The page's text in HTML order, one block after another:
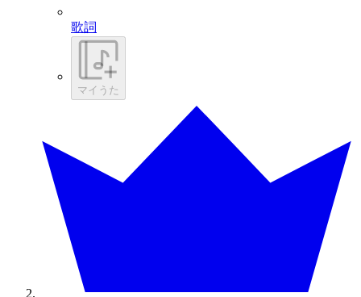
歌詞
マイうた